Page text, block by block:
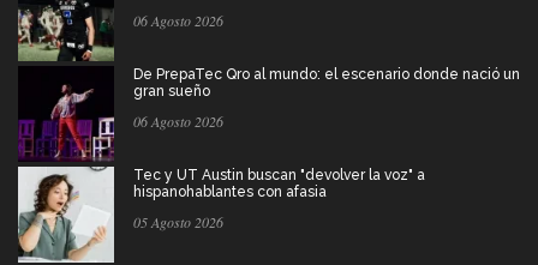
06 Agosto 2026
De PrepaTec Qro al mundo: el escenario donde nació un
gran sueño
06 Agosto 2026
Tec y UT Austin buscan "devolver la voz" a
hispanohablantes con afasia
05 Agosto 2026